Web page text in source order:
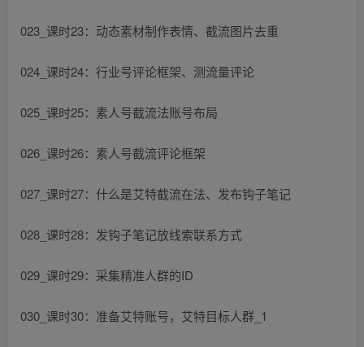
023_课时23：动态素材制作表情、截流图片去重
024_课时24：行业号评论框架、测流量评论
025_课时25：素人号截流法账号布局
026_课时26：素人号截流评论框架
027_课时27：什么是艾特截流在法、发布钩子笔记
028_课时28：发钩子笔记放线索联系方式
029_课时29：采集精准人群的ID
030_课时30：准备艾特账号，艾特目标人群_1